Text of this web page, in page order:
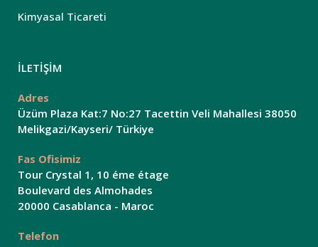
Kimyasal Ticareti
İLETİŞİM
Adres
Üzüm Plaza Kat:7 No:27 Tacettin Veli Mahallesi 38050
Melikgazi/Kayseri/ Türkiye
Fas Ofisimiz
Tour Crystal 1, 10 éme étage
Boulevard des Almohades
20000 Casablanca - Maroc
Telefon